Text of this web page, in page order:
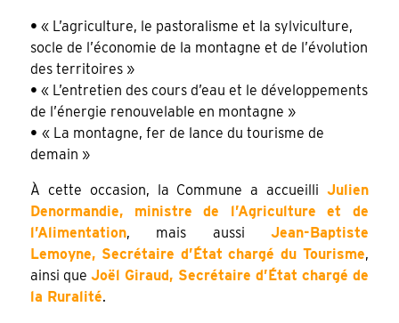
• « L’agriculture, le pastoralisme et la sylviculture,
socle de l’économie de la montagne et de l’évolution
des territoires »
• « L’entretien des cours d’eau et le développements
de l’énergie renouvelable en montagne »
• « La montagne, fer de lance du tourisme de
demain »
À cette occasion, la Commune a accueilli Julien
Denormandie, ministre de l’Agriculture et de
l’Alimentation, mais aussi Jean-Baptiste
Lemoyne, Secrétaire d’État chargé du Tourisme,
ainsi queJoël Giraud, Secrétaire d’État chargé de
la Ruralité.